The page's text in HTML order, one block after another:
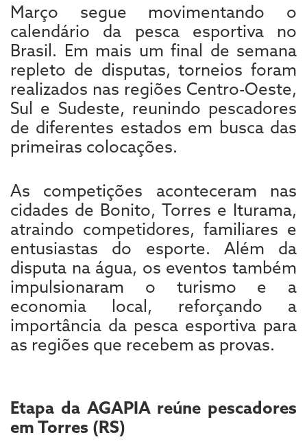
Março segue movimentando o
calendário da pesca esportiva no
Brasil. Em mais um final de semana
repleto de disputas, torneios foram
realizados nas regiões Centro-Oeste,
Sul e Sudeste, reunindo pescadores
de diferentes estados em busca das
primeiras colocações.
As competições aconteceram nas
cidades de Bonito, Torres e Iturama,
atraindo competidores, familiares e
entusiastas do esporte. Além da
disputa na água, os eventos também
impulsionaram o turismo e a
economia local, reforçando a
importância da pesca esportiva para
as regiões que recebem as provas.
Etapa da AGAPIA reúne pescadores
em Torres (RS)